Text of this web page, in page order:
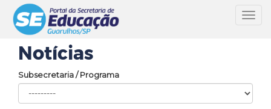
Notícias
Subsecretaria / Programa